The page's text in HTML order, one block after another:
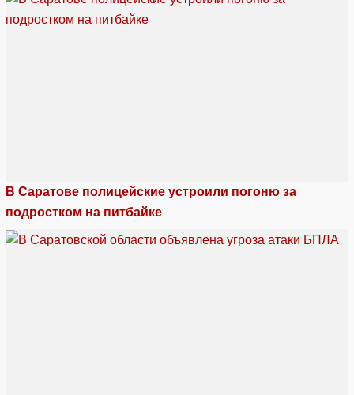
В Саратове полицейские устроили погоню за
подростком на питбайке